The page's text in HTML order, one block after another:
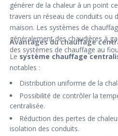
générer de la chaleur à un point
travers un réseau de conduits ou
maison. Les systèmes de
généralement des chaudières à
des systèmes de chauffage au
Avantages du chauffage
Le système chauffage
notables :
Distribution uniforme de la
Possibilité de contrôler la
centralisée.
Réduction des pertes de
isolation des conduits.